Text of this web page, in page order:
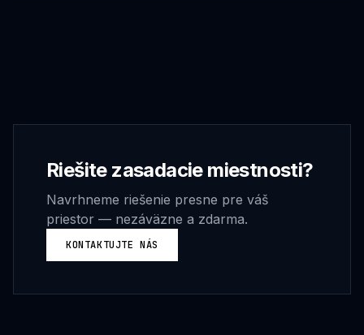
Riešite zasadacie miestnosti?
Navrhneme riešenie presne pre váš
priestor — nezáväzne a zdarma.
KONTAKTUJTE NÁS